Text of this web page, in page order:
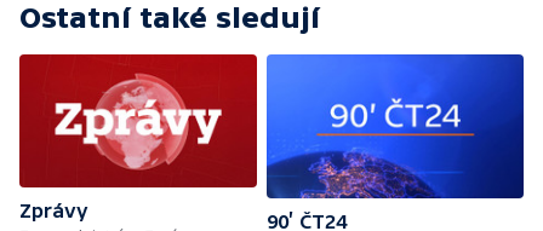
Ostatní také sledují
Zprávy
90’ ČT24